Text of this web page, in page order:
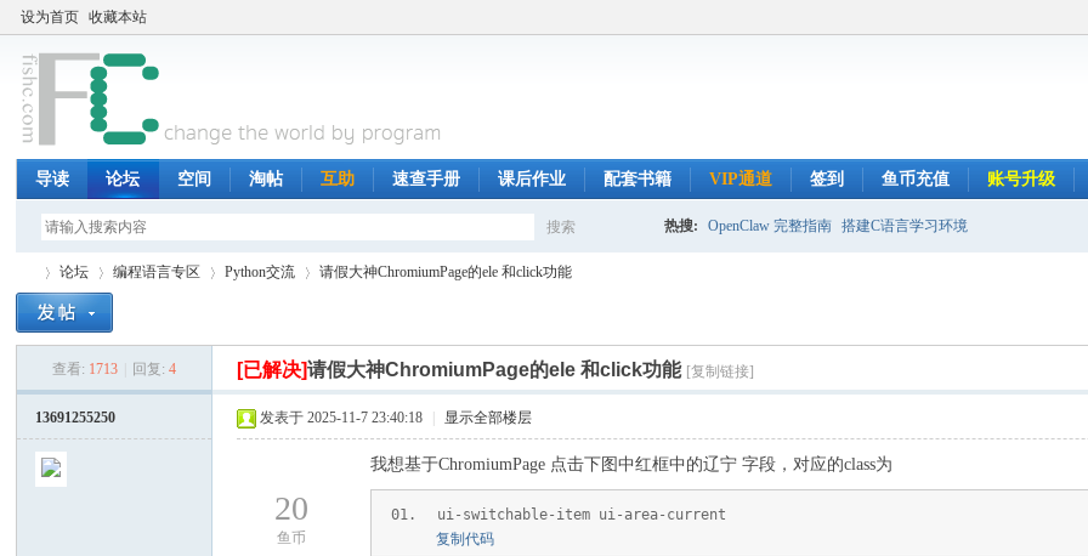
设为首页 收藏本站
导读 论坛 空间 淘帖 互助 速查手册 课后作业 配套书籍 VIP通道 签到 鱼币充值 账号升级
搜索
索
热搜: OpenClaw 完整指南 搭建C语言学习环境
论坛
›
编程语言专区 Python交流
›
请假大神ChromiumPage的ele 和click功能
查看: 1713 回复: 4 [已解决]请假大神ChromiumPage的ele 和click功能 [复制链接]
13691255250 发表于 2025-11-7 23:40:18 显示全部楼层
20
鱼币
我想基于ChromiumPage 点击下图中红框中的辽宁 字段，对应的class为
ui-switchable-item ui-area-current
复制代码